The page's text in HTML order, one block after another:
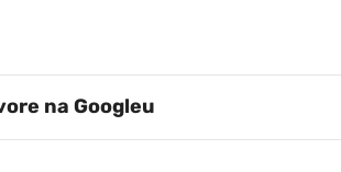
na Googleu